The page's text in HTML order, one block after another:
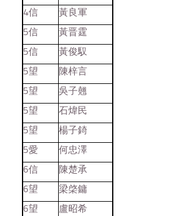
4信
黃良軍
5信
黃晋霆
5信
黃俊馭
5望
陳梓言
5望
吳子翹
5望
石煒民
5望
楊子錡
5愛
何忠澤
6信
陳楚承
6望
梁棨鏞
6望
盧昭希